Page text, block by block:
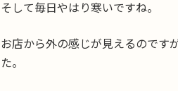
そして毎日やはり寒いですね。
お店から外の感じが見えるのです
た。